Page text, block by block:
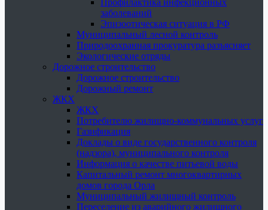
Профилактика инфекционных
заболеваний
Эпизоотическая ситуация в РФ
Муниципальный лесной контроль
Природоохранная прокуратура разъясняет
Экологические отряды
Дорожное строительство
Дорожное строительство
Дорожный ремонт
ЖКХ
ЖКХ
Потребителю жилищно-коммунальных услуг
Газификация
Доклады о виде государственного контроля
(надзора), муниципального контроля
Информация о качестве питьевой воды
Капитальный ремонт многоквартирных
домов города Орла
Муниципальный жилищный контроль
Переселение из аварийного жилищного